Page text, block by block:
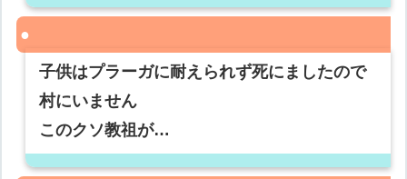
子供はプラーガに耐えられず死にましたので
村にいません
このクソ教祖が…